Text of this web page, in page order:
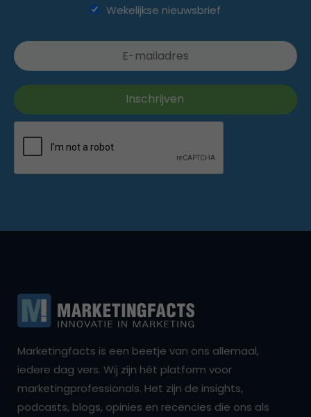
Wekelijkse nieuwsbrief
Marketingfacts is een beetje van ons allemaal,
iedere dag vers. Wij zijn hét platform voor
marketingprofessionals. Het zijn de insights,
podcasts, blogs, opinies en recencies die ons als